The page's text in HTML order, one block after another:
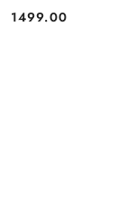
Cena:
1499.00